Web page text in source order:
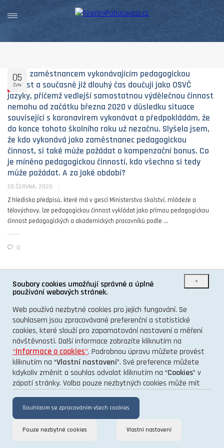
05
ČVN
Jsem zaměstnancem vykonávajícím pedagogickou
činnost a současně již dlouhý čas doučuji jako OSVČ
jazyky, přičemž vedlejší samostatnou výdělečnou činnost
nemohu od začátku března 2020 v důsledku situace
související s koronavirem vykonávat a předpokládám, že
do konce tohoto školního roku už nezačnu. Slyšela jsem,
že kdo vykonává jako zaměstnanec pedagogickou
činnost, si také může požádat o kompenzační bonus. Co
je míněno pedagogickou činností, kdo všechno si tedy
může požádat. A za jaké období?
05 ČERVNA, 2020
Z hlediska předpisů, které má v gesci Ministerstvo školství, mládeže a
tělovýchovy, lze pedagogickou činnost vykládat jako přímou pedagogickou
činnost pedagogických a akademických pracovníků podle ...
0
O PROJEKTU
KONTAKT
GDPR
TENTO INFORMAČNÍ WEB VÁM PŘINÁŠÍ PORTÁL
×
Soubory cookies umožňují správné a úplné
používání webových stránek.
Web používá nezbytné cookies pro jejich fungování. Se
souhlasem jsou zpracovávané preferenční a statistické
cookies, které slouží pro zapamatování nastavení a měření
návštěvnosti. Další informace zobrazíte kliknutím na
“Informace o cookies”. Podrobnou úpravu můžete provést
kliknutím na “Vlastní nastavení”. Své preference můžete
kdykoliv změnit a souhlas odvolat kliknutím na “Cookies” v
zápatí stránky. Volba pouze nezbytných cookies může mít
Souhlasím se zpracováním všech cookies
Pouze nezbytné cookies Vlastní nastavení